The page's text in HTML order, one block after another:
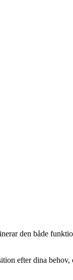
den både
efter dina